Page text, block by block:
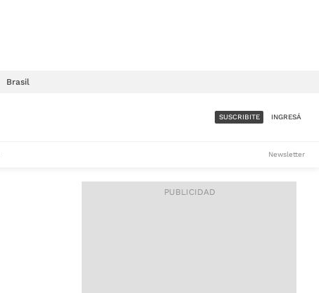
Brasil
ACCESO FULL - $1.800/MES
SUSCRIBITE INGRESÁ
Newsletter